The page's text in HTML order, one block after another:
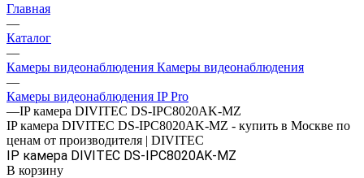
Главная
—
Каталог
—
Камеры видеонаблюдения Камеры видеонаблюдения
—
Камеры видеонаблюдения IP Pro
—IP камера DIVITEC DS-IPC8020AK-MZ
IP камера DIVITEC DS-IPC8020AK-MZ - купить в Москве по
ценам от производителя | DIVITEC
IP камера DIVITEC DS-IPC8020AK-MZ
В корзину